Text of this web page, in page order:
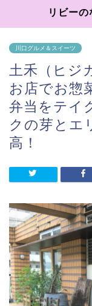
リビー
川口グルメ＆スイーツ
土禾（ヒジ
お店でお惣
弁当をテイ
クの芽とエ
高！